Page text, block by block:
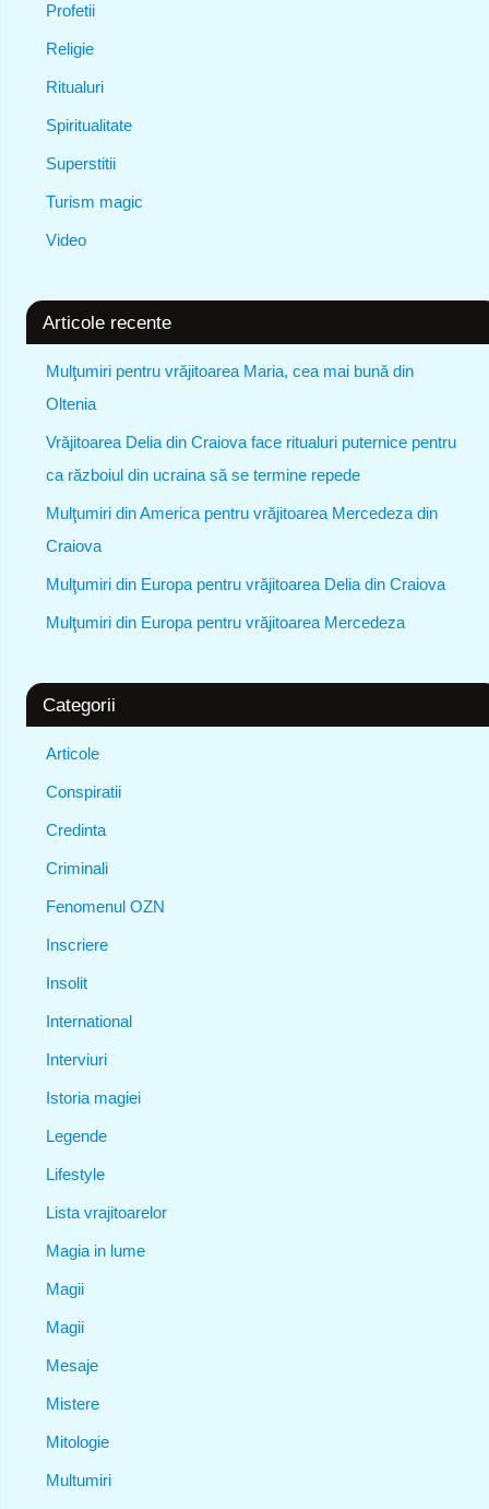
Profetii
Religie
Ritualuri
Spiritualitate
Superstitii
Turism magic
Video
Articole recente
Mulţumiri pentru vrăjitoarea Maria, cea mai bună din
Oltenia
Vrăjitoarea Delia din Craiova face ritualuri puternice pentru
ca războiul din ucraina să se termine repede
Mulţumiri din America pentru vrăjitoarea Mercedeza din
Craiova
Mulţumiri din Europa pentru vrăjitoarea Delia din Craiova
Mulţumiri din Europa pentru vrăjitoarea Mercedeza
Categorii
Articole
Conspiratii
Credinta
Criminali
Fenomenul OZN
Inscriere
Insolit
International
Interviuri
Istoria magiei
Legende
Lifestyle
Lista vrajitoarelor
Magia in lume
Magii
Magii
Mesaje
Mistere
Mitologie
Multumiri